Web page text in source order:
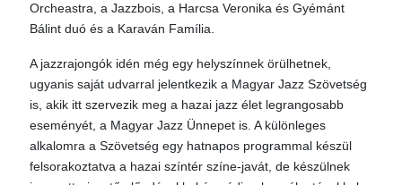
Orcheastra, a Jazzbois, a Harcsa Veronika és Gyémánt
Bálint duó és a Karaván Família.
A jazzrajongók idén még egy helyszínnek örülhetnek,
ugyanis saját udvarral jelentkezik a Magyar Jazz Szövetség
is, akik itt szervezik meg a hazai jazz élet legrangosabb
eseményét, a Magyar Jazz Ünnepet is. A különleges
alkalomra a Szövetség egy hatnapos programmal készül
felsorakoztatva a hazai színtér színe-javát, de készülnek